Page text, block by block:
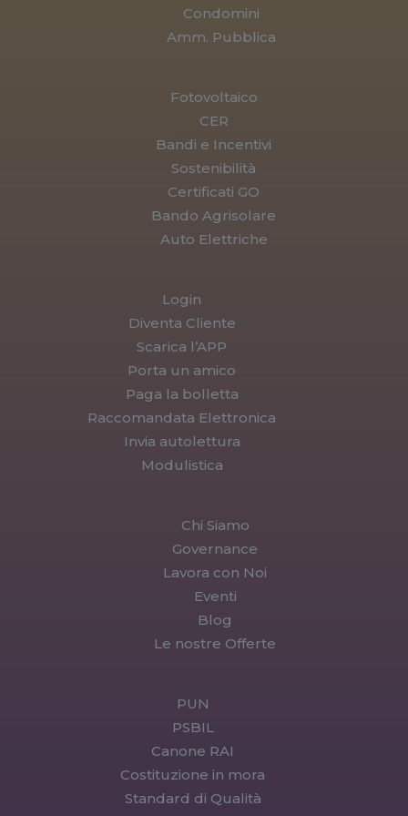
Condomini
Amm. Pubblica
Fotovoltaico
CER
Bandi e Incentivi
Sostenibilità
Certificati GO
Bando Agrisolare
Auto Elettriche
Login
Diventa Cliente
Scarica l’APP
Porta un amico
Paga la bolletta
Raccomandata Elettronica
Invia autolettura
Modulistica
Chi Siamo
Governance
Lavora con Noi
Eventi
Blog
Le nostre Offerte
PUN
PSBIL
Canone RAI
Costituzione in mora
Standard di Qualità